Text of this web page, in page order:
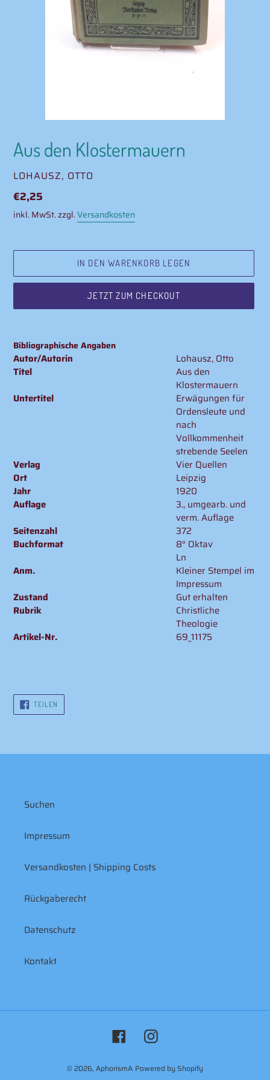
Aus den Klostermauern
VERKÄUFER
LOHAUSZ, OTTO
Normaler
Preis
€2,25
inkl. MwSt. zzgl.Versandkosten
IN DEN WARENKORB LEGEN
JETZT ZUM CHECKOUT
wird
zum
Warenkorb
hinzugefügt
Bibliographische Angaben
Autor/Autorin
Lohausz, Otto
Titel
Aus den
Klostermauern
Untertitel
Erwägungen für
Ordensleute und
nach
Vollkommenheit
strebende Seelen
Verlag
Vier Quellen
Ort
Leipzig
Jahr
1920
Auflage
3., umgearb. und
verm. Auflage
Seitenzahl
372
Buchformat
8° Oktav
Ln
Anm.
Kleiner Stempel im
Impressum
Zustand
Gut erhalten
Rubrik
Christliche
Theologie
Artikel-Nr.
69_11175
TEILEN
TEILEN
Suchen
Impressum
Versandkosten | Shipping Costs
Rückgaberecht
Datenschutz
Kontakt
FacebookInstagram
© 2026, AphorismA Powered by Shopify